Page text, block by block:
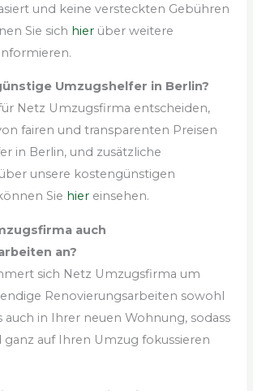
und keine versteckten Gebühren
Sie sich hier über weitere
Umzugshelfer in Berlin?
Netz Umzugsfirma entscheiden,
fairen und transparenten Preisen
in Berlin, und zusätzliche
unsere kostengünstigen
Sie hier einsehen.
auch
an?
sich Netz Umzugsfirma um
Renovierungsarbeiten sowohl
auch in Ihrer neuen Wohnung, sodass
ganz auf Ihren Umzug fokussieren